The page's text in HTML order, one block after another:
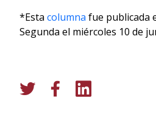
*Esta columna fue publicada
Segunda el miércoles 10 de